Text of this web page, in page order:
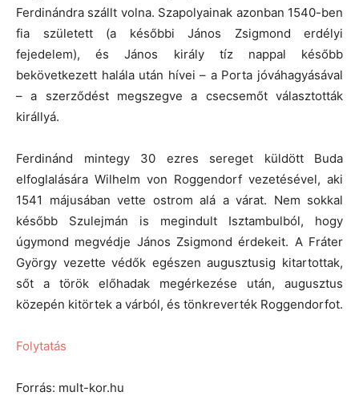
Ferdinándra szállt volna. Szapolyainak azonban 1540-ben
fia született (a későbbi János Zsigmond erdélyi
fejedelem), és János király tíz nappal később
bekövetkezett halála után hívei – a Porta jóváhagyásával
– a szerződést megszegve a csecsemőt választották
királlyá.
Ferdinánd mintegy 30 ezres sereget küldött Buda
elfoglalására Wilhelm von Roggendorf vezetésével, aki
1541 májusában vette ostrom alá a várat. Nem sokkal
később Szulejmán is megindult Isztambulból, hogy
úgymond megvédje János Zsigmond érdekeit. A Fráter
György vezette védők egészen augusztusig kitartottak,
sőt a török előhadak megérkezése után, augusztus
közepén kitörtek a várból, és tönkreverték Roggendorfot.
Folytatás
Forrás: mult-kor.hu